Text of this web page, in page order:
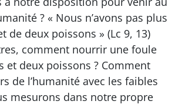
? « Nous n’avons pas plus
de deux poissons » (Lc 9, 13)
comment nourrir une foule
et deux poissons ? Comment
de l’humanité avec les faibles
mesurons dans notre propre